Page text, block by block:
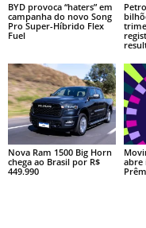
BYD provoca “haters” em
campanha do novo Song
Pro Super-Híbrido Flex
Fuel
Nova Ram 1500 Big Horn
chega ao Brasil por R$
449.990
abre